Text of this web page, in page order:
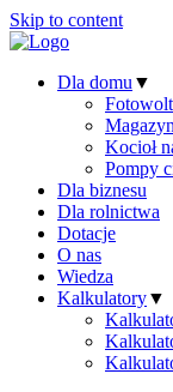
Skip to content
Dla domu ▼
Kocioł
Pompy
Dla biznesu
Dla rolnictwa
Dotacje
O nas
Wiedza
Kalkulatory▼